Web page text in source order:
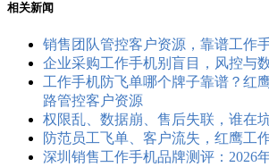
相关新闻
销售团队管控客户资源，靠谱工作
企业采购工作手机别盲目，风控与
工作手机防飞单哪个牌子靠谱？红
路管控客户资源
权限乱、数据崩、售后失联，谁在
防范员工飞单、客户流失，红鹰工
深圳销售工作手机品牌测评：2026